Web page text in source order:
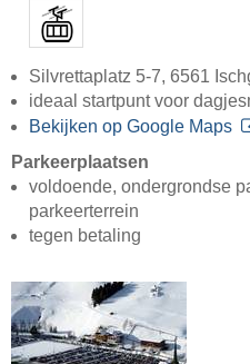
Silvrettaplatz 5-7, 6561
ideaal startpunt voor
Bekijken op Google Maps
Parkeerplaatsen
voldoende, ondergrondse
parkeerterrein
tegen betaling